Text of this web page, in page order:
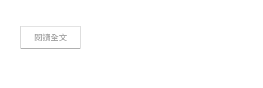
閱讀全文